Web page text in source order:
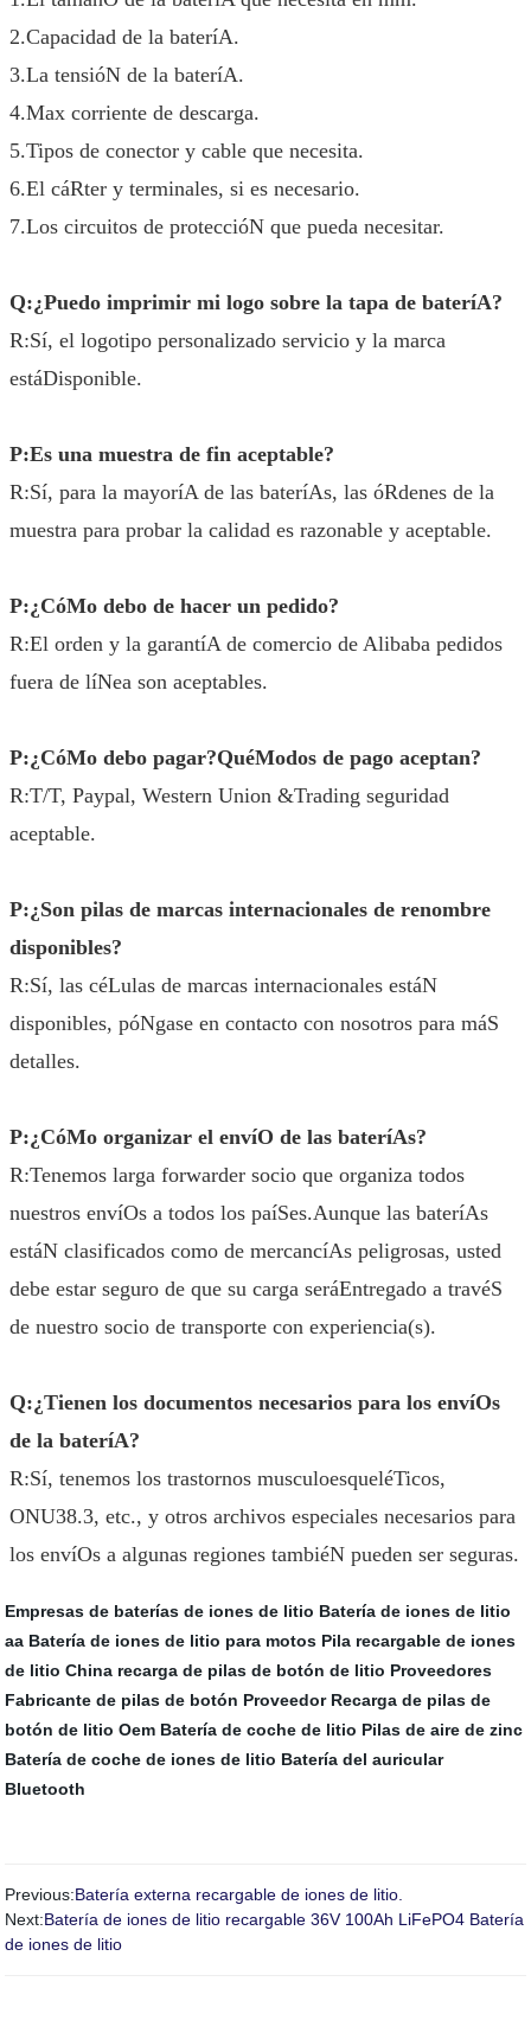
2.Capacidad de la bateríA.
3.La tensióN de la bateríA.
4.Max corriente de descarga.
5.Tipos de conector y cable que necesita.
6.El cáRter y terminales, si es necesario.
7.Los circuitos de proteccióN que pueda necesitar.
Q:¿Puedo imprimir mi logo sobre la tapa de bateríA?
R:Sí, el logotipo personalizado servicio y la marca
estáDisponible.
P:Es una muestra de fin aceptable?
R:Sí, para la mayoríA de las bateríAs, las óRdenes de la
muestra para probar la calidad es razonable y aceptable.
P:¿CóMo debo de hacer un pedido?
R:El orden y la garantíA de comercio de Alibaba pedidos
fuera de líNea son aceptables.
P:¿CóMo debo pagar?QuéModos de pago aceptan?
R:T/T, Paypal, Western Union &Trading seguridad
aceptable.
P:¿Son pilas de marcas internacionales de renombre
disponibles?
R:Sí, las céLulas de marcas internacionales estáN
disponibles, póNgase en contacto con nosotros para máS
detalles.
P:¿CóMo organizar el envíO de las bateríAs?
R:Tenemos larga forwarder socio que organiza todos
nuestros envíOs a todos los paíSes.Aunque las bateríAs
estáN clasificados como de mercancíAs peligrosas, usted
debe estar seguro de que su carga seráEntregado a travéS
de nuestro socio de transporte con experiencia(s).
Q:¿Tienen los documentos necesarios para los envíOs
de la bateríA?
R:Sí, tenemos los trastornos musculoesqueléTicos,
ONU38.3, etc., y otros archivos especiales necesarios para
los envíOs a algunas regiones tambiéN pueden ser seguras.
Empresas de baterías de iones de litio Batería de iones de litio
aa Batería de iones de litio para motos Pila recargable de iones
de litio China recarga de pilas de botón de litio Proveedores
Fabricante de pilas de botón Proveedor Recarga de pilas de
botón de litio Oem Batería de coche de litio Pilas de aire de zinc
Batería de coche de iones de litio Batería del auricular
Bluetooth
Previous:Batería externa recargable de iones de litio.
Next:Batería de iones de litio recargable 36V 100Ah LiFePO4 Batería
de iones de litio